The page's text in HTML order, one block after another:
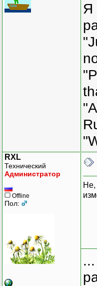
Я
RXL
Технический
Администратор
Offline
Пол:
Не,